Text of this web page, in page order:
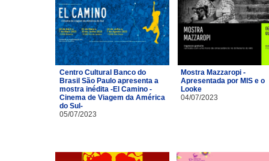
Centro Cultural Banco do
Brasil São Paulo apresenta a
mostra inédita -El Camino -
Cinema de Viagem da América
do Sul-
05/07/2023
Mostra Mazzaropi -
Apresentada por MIS e o
Looke
04/07/2023